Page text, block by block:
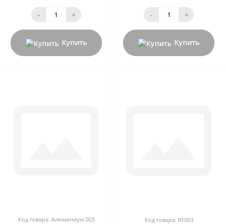
- +
Купить
- +
Купить
Код товара: Алюминиум 003 Код товара: RF003